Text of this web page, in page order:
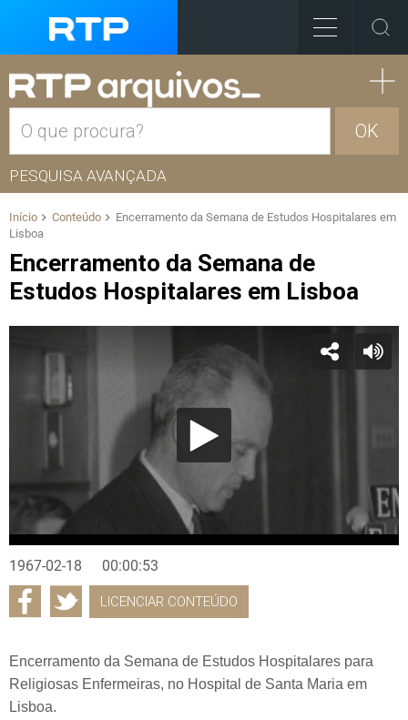
OK
PESQUISA AVANÇADA
Início Conteúdo
Encerramento da Semana de Estudos Hospitalares em
Lisboa
Encerramento da Semana de
Estudos Hospitalares em Lisboa
1967-02-18 00:00:53
LICENCIAR CONTEÚDO
Encerramento da Semana de Estudos Hospitalares para
Religiosas Enfermeiras, no Hospital de Santa Maria em
Lisboa.